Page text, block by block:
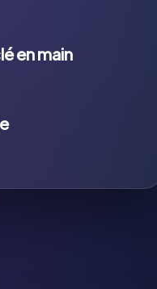
en main